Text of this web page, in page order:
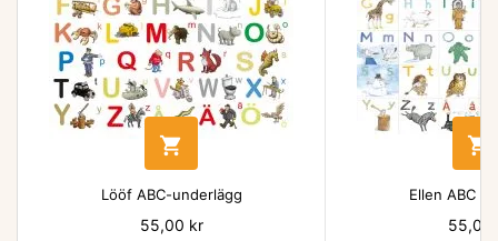

Lööf ABC-underlägg
Pris
55,00 kr

Ellen ABC
Pris
55,00